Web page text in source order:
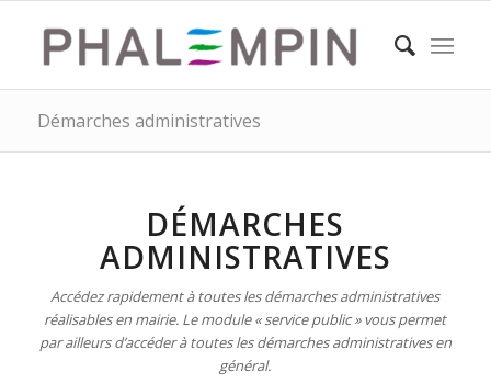
Démarches administratives
DÉMARCHES
ADMINISTRATIVES
Accédez rapidement à toutes les démarches administratives
réalisables en mairie. Le module « service public » vous permet
par ailleurs d’accéder à toutes les démarches administratives en
général.